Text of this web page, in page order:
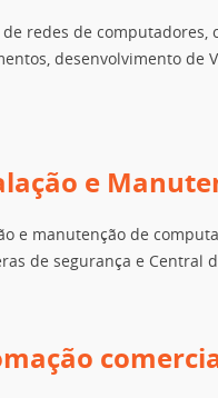
de redes de computadores,
desenvolvimento de
e
e manutenção de
de segurança e Central